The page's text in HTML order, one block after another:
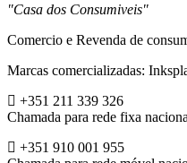
"Casa dos Consumiveis"
Comercio e Revenda de
Marcas comercializadas:
+351 211 339 326
Chamada para rede fixa
+351 910 001 955